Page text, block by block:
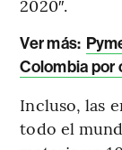
2020″.
Ver más:
Colombia por
Incluso, las
todo el